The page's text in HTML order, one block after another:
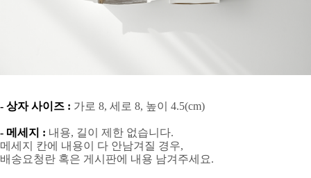
- 상자 사이즈 : 가로 8, 세로 8, 높이 4.5(cm)
- 메세지 : 내용, 길이 제한 없습니다.
메세지 칸에 내용이 다 안남겨질 경우,
배송요청란 혹은 게시판에 내용 남겨주세요.